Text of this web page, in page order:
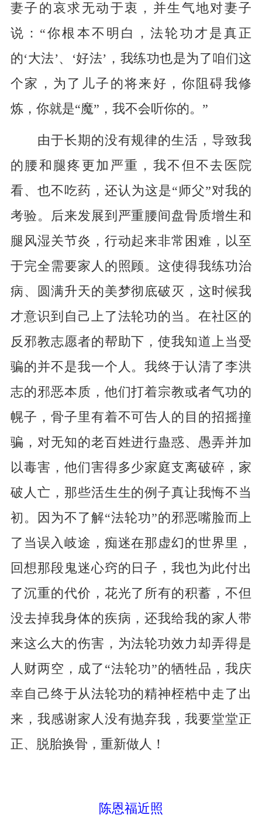
妻子的哀求无动于衷，并生气地对妻子
说：“你根本不明白，法轮功才是真正
的‘大法’、‘好法’，我练功也是为了咱们这
个家，为了儿子的将来好，你阻碍我修
炼，你就是“魔”，我不会听你的。”
由于长期的没有规律的生活，导致我
的腰和腿疼更加严重，我不但不去医院
看、也不吃药，还认为这是“师父”对我的
考验。后来发展到严重腰间盘骨质增生和
腿风湿关节炎，行动起来非常困难，以至
于完全需要家人的照顾。这使得我练功治
病、圆满升天的美梦彻底破灭，这时候我
才意识到自己上了法轮功的当。在社区的
反邪教志愿者的帮助下，使我知道上当受
骗的并不是我一个人。我终于认清了李洪
志的邪恶本质，他们打着宗教或者气功的
幌子，骨子里有着不可告人的目的招摇撞
骗，对无知的老百姓进行蛊惑、愚弄并加
以毒害，他们害得多少家庭支离破碎，家
破人亡，那些活生生的例子真让我悔不当
初。因为不了解“法轮功”的邪恶嘴脸而上
了当误入岐途，痴迷在那虚幻的世界里，
回想那段鬼迷心窍的日子，我也为此付出
了沉重的代价，花光了所有的积蓄，不但
没去掉我身体的疾病，还我给我的家人带
来这么大的伤害，为法轮功效力却弄得是
人财两空，成了“法轮功”的牺牲品，我庆
幸自己终于从法轮功的精神桎梏中走了出
来，我感谢家人没有抛弃我，我要堂堂正
正、脱胎换骨，重新做人！
陈恩福近照